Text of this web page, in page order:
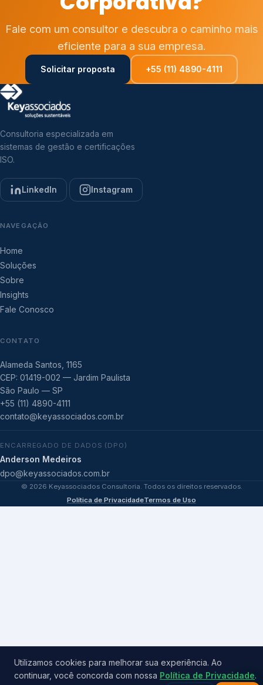
Fale com um consultor e descubra o caminho mais
eficiente para a sua empresa.
Solicitar proposta +55 (11) 4890-4111
Consultoria especializada em
sistemas de gestão e certificações
ISO.
LinkedIn Instagram
NAVEGAÇÃO
Home
Soluções
Sobre
Insights
Fale Conosco
CONTATO
Alameda Santos, 1165
CEP: 01419-002 — Jardim Paulista
São Paulo — SP
+55 (11) 4890-4111
contato@keyassociados.com.br
ENCARREGADO DE DADOS (DPO)
Anderson Medeiros
dpo@keyassociados.com.br
© 2026 Keyassociados Consultoria. Todos os direitos reservados.
Política de PrivacidadeTermos de Uso
Utilizamos cookies para melhorar sua experiência. Ao
continuar, você concorda com nossa Política de Privacidade.